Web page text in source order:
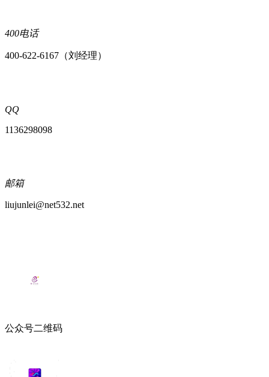
400电话
400-622-6167（刘经理）
QQ
1136298098
邮箱
liujunlei@net532.net
公众号二维码